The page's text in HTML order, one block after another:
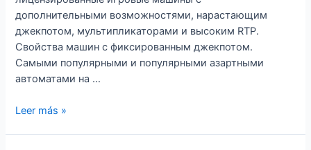
дополнительными возможностями, нарастающим
джекпотом, мультипликаторами и высоким RTP.
Свойства машин с фиксированным джекпотом.
Самыми популярными и популярными азартными
автоматами на …
Коллекция
Leer más »